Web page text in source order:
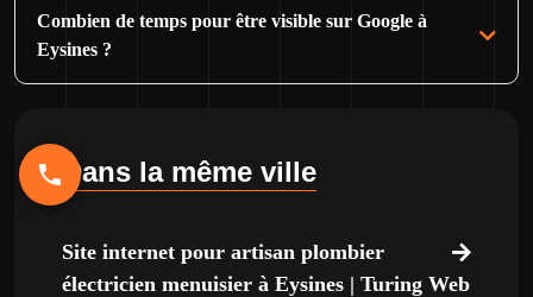
Combien de temps pour être visible sur Google à
Eysines ?
Dans la même ville
Site internet pour artisan plombier
électricien menuisier à Eysines | Turing Web